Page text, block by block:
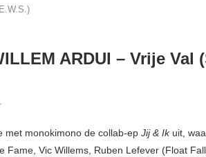
ARDUI – Vrije Val
met monokimono de collab-ep Jij & Ik uit,
Fame, Vic Willems, Ruben Lefever (Float